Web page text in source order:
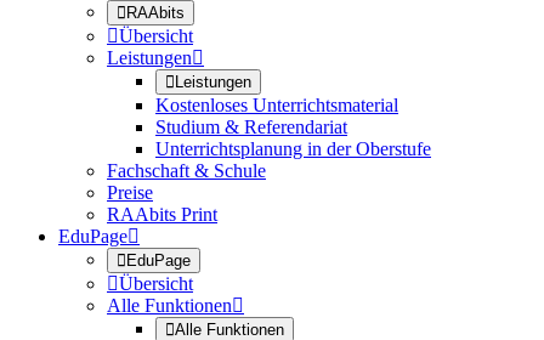
RAAbits
Übersicht
Leistungen
Leistungen
Kostenloses Unterrichtsmaterial
Studium & Referendariat
Unterrichtsplanung in der Oberstufe
Fachschaft & Schule
Preise
RAAbits Print
EduPage
EduPage
Übersicht
Alle Funktionen
Alle Funktionen